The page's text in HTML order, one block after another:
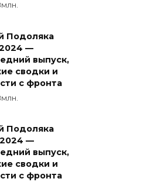
Подоляка
—
выпуск,
сводки и
с фронта
Подоляка
—
выпуск,
сводки и
с фронта